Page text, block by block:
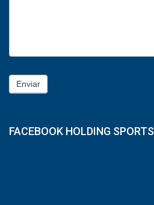
Enviar
FACEBOOK HOLDING SPORTS